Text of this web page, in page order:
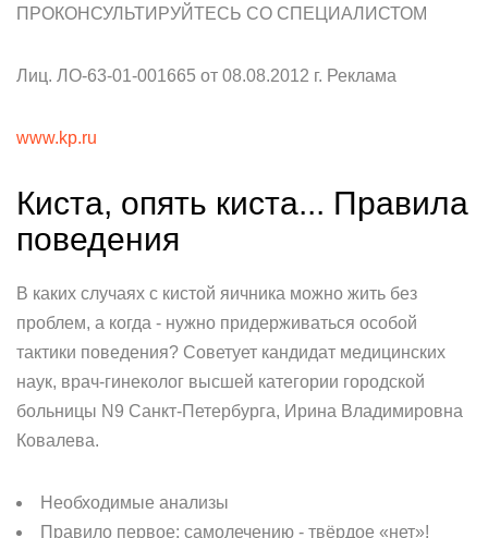
ПРОКОНСУЛЬТИРУЙТЕСЬ СО СПЕЦИАЛИСТОМ
Лиц. ЛО-63-01-001665 от 08.08.2012 г. Реклама
www.kp.ru
Киста, опять киста... Правила
поведения
В каких случаях с кистой яичника можно жить без
проблем, а когда - нужно придерживаться особой
тактики поведения? Советует кандидат медицинских
наук, врач-гинеколог высшей категории городской
больницы N9 Санкт-Петербурга, Ирина Владимировна
Ковалева.
Необходимые анализы
Правило первое: самолечению - твёрдое «нет»!